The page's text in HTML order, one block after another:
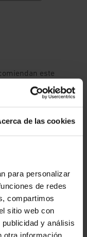
de las cookies
para personalizar
de redes
compartimos
sitio web con
y análisis
otra información